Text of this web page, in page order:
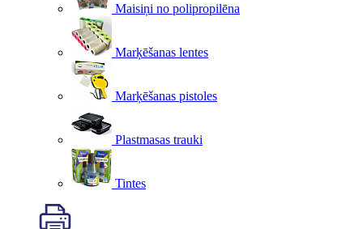
Maisiņi no polipropilēna
Marķēšanas lentes
Marķēšanas pistoles
Plastmasas trauki
Tintes